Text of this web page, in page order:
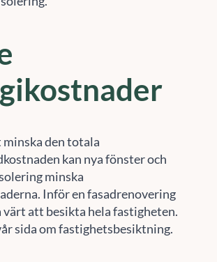
den totala
kan nya fönster och
minska
Inför en fasadrenovering
värt att besikta hela fastigheten.
sida om fastighetsbesiktning.